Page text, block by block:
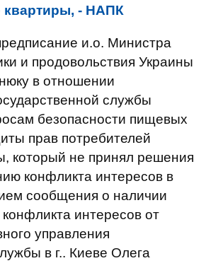
квартиры, - НАПК
и.о. Министра
и продовольствия Украины
в отношении
службы
безопасности пищевых
прав потребителей
который не принял решения
конфликта интересов в
сообщения о наличии
интересов от
управления
в г.. Киеве Олега